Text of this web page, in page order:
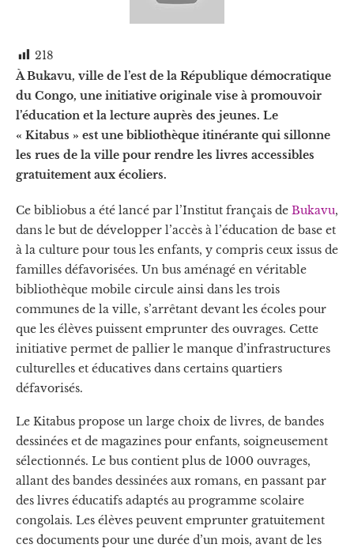
218
À Bukavu, ville de l’est de la République démocratique
du Congo, une initiative originale vise à promouvoir
l’éducation et la lecture auprès des jeunes. Le
« Kitabus » est une bibliothèque itinérante qui sillonne
les rues de la ville pour rendre les livres accessibles
gratuitement aux écoliers.
Ce bibliobus a été lancé par l’Institut français de Bukavu,
dans le but de développer l’accès à l’éducation de base et
à la culture pour tous les enfants, y compris ceux issus de
familles défavorisées. Un bus aménagé en véritable
bibliothèque mobile circule ainsi dans les trois
communes de la ville, s’arrêtant devant les écoles pour
que les élèves puissent emprunter des ouvrages. Cette
initiative permet de pallier le manque d’infrastructures
culturelles et éducatives dans certains quartiers
défavorisés.
Le Kitabus propose un large choix de livres, de bandes
dessinées et de magazines pour enfants, soigneusement
sélectionnés. Le bus contient plus de 1000 ouvrages,
allant des bandes dessinées aux romans, en passant par
des livres éducatifs adaptés au programme scolaire
congolais. Les élèves peuvent emprunter gratuitement
ces documents pour une durée d’un mois, avant de les